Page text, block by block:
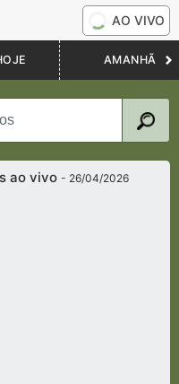
AO VIVO
AMANHÃ
ao vivo- 26/04/2026